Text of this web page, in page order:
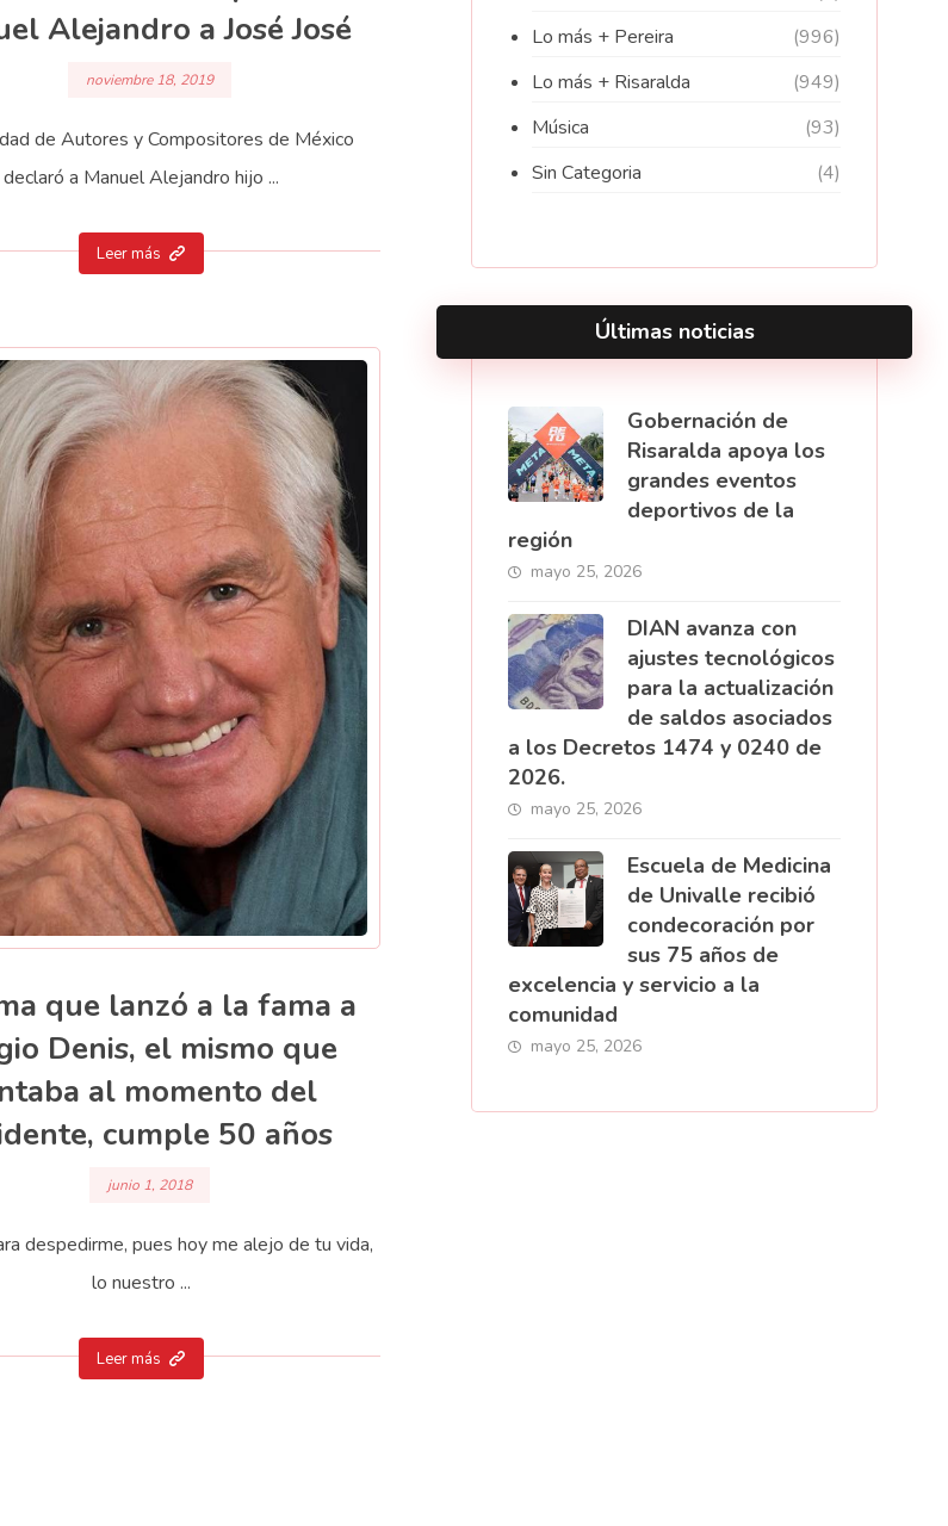
Alejandro a José José
noviembre 18, 2019
de Autores y Compositores de México
declaró a Manuel Alejandro hijo ...
Leer más
que lanzó a la fama a
Denis, el mismo que
al momento del
cumple 50 años
junio 1, 2018
despedirme, pues hoy me alejo de tu vida,
lo nuestro ...
Leer más
Lo más + Pereira
(996)
Lo más + Risaralda
(949)
Música
(93)
Sin Categoria
(4)
Últimas noticias
Gobernación de
Risaralda apoya los
grandes eventos
deportivos de la
región
mayo 25, 2026
DIAN avanza con
ajustes tecnológicos
para la actualización
de saldos asociados
a los Decretos 1474 y 0240 de
2026.
mayo 25, 2026
Escuela de Medicina
de Univalle recibió
condecoración por
sus 75 años de
excelencia y servicio a la
comunidad
mayo 25, 2026